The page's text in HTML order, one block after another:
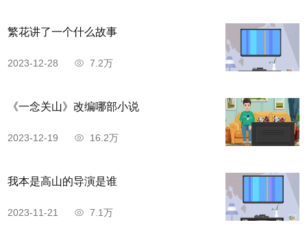
繁花讲了一个什么故事
2023-12-28 7.2万
《一念关山》改编哪部小说
2023-12-19 16.2万
我本是高山的导演是谁
2023-11-21 7.1万